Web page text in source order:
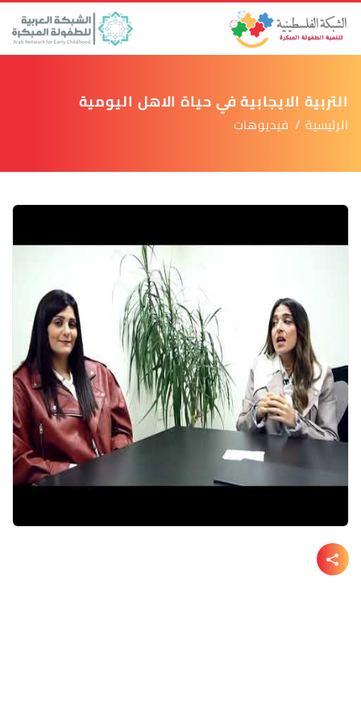
التربية الايجابية في حياة الاهل اليومية
الرئيسية فيديوهات